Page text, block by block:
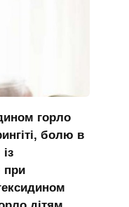
горло
болю в
при